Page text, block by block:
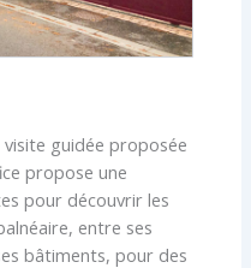
guidée proposée
propose une
pour découvrir les
entre ses
bâtiments, pour des